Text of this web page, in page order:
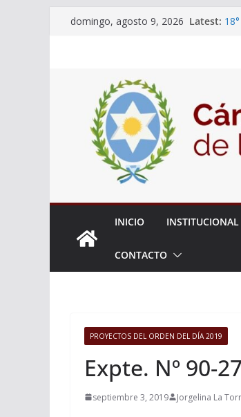
domingo, agosto 9, 2026 Latest:
de
INICIO INSTITUCIONAL
CONTACTO
PROYECTOS DEL ORDEN DEL DÍA 2019
Expte. Nº 90-
septiembre 3, 2019 Jorgelina La